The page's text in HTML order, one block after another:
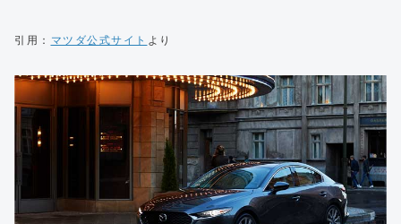
引用： マツダ公式サイト より